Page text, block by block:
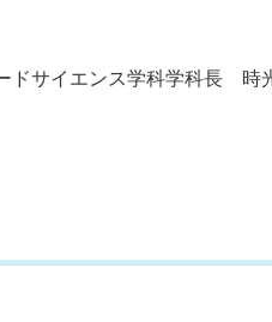
ドサイエンス学科学科長 時